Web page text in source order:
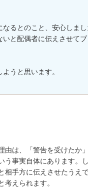
るとのこと、安心しまし
と配偶者に伝えさせてブ
うと思います。
は、「警告を受けたか
う事実自体にあります。
相手方に伝えさせたうえ
えられます。